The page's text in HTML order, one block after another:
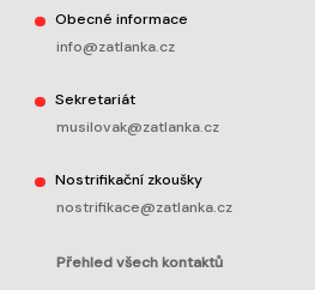
Obecné informace
info@zatlanka.cz
Sekretariát
musilovak@zatlanka.cz
Nostrifikační zkoušky
nostrifikace@zatlanka.cz
Přehled všech kontaktů